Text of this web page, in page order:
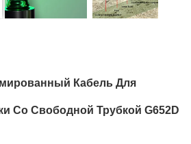
Кабель Для
Со Свободной Трубкой G652D